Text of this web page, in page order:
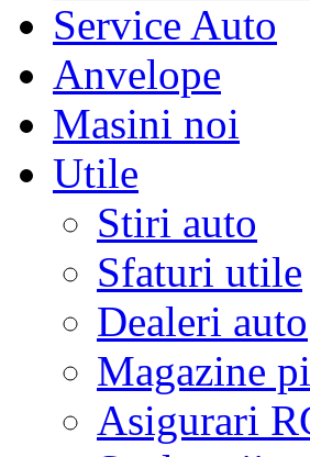
Service Auto
Anvelope
Masini noi
Utile
Stiri auto
Sfaturi utile
Dealeri auto
Magazine
Asigurari